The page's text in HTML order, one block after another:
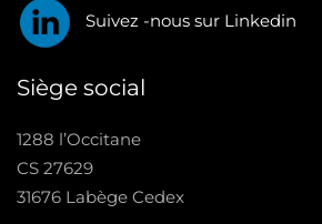
Suivez -nous sur Linkedin
Siège social
1288 l’Occitane
CS 27629
31676 Labège Cedex